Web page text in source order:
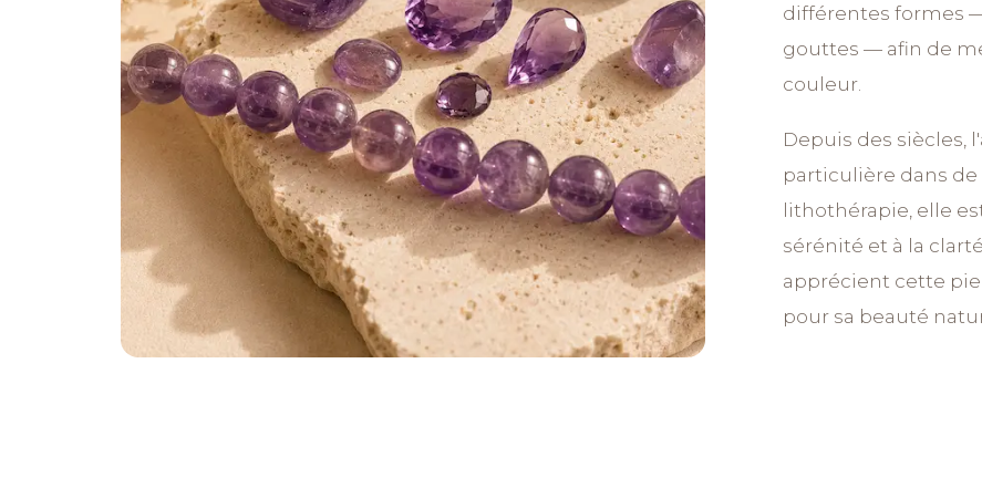
différentes formes
gouttes — afin de
couleur.
Depuis des siècles,
particulière dans
lithothérapie, elle
sérénité et à la
apprécient cette
pour sa beauté